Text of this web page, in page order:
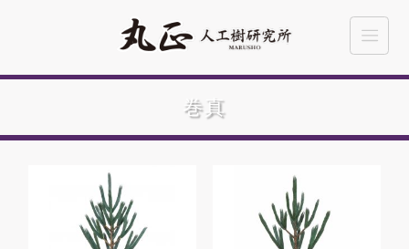
巻真